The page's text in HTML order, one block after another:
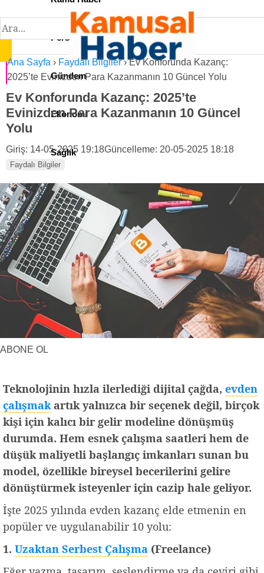
Personel İlan
Gündem
Ekonomi
Sağlık
Teknoloji
Spor
Yerel Haberler
Faydalı Bilgiler
Ana Sayfa › Faydalı Bilgiler›Ev Konforunda Kazanç:
2025’te Evinizden Para Kazanmanın 10 Güncel Yolu
Ev Konforunda Kazanç: 2025’te
Evinizden Para Kazanmanın 10 Güncel
Yolu
Giriş: 14-05-2025 19:18Güncelleme: 20-05-2025 18:18
Faydalı Bilgiler
ABONE OL
Teknolojinin hızla ilerlediği dijital çağda, evden
çalışmakartık yalnızca bir seçenek değil, birçok
kişi için kalıcı bir gelir modeline dönüşmüş
durumda. Hem esnek çalışma saatleri hem de
düşük maliyetli başlangıç imkanları sunan bu
model, özellikle bireysel becerilerini gelire
dönüştürmek isteyenler için cazip hale geliyor.
İşte 2025 yılında evden kazanç elde etmenin en
popüler ve uygulanabilir 10 yolu:
1. Uzaktan Serbest Çalışma (Freelance)